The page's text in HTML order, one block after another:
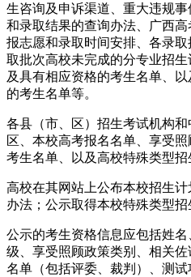
生咨询及申诉渠道、重大违规
和录取结果的查询办法、广西
报志愿和录取时间安排、各录
取批次高校未完成的分专业招
及具有相应资格的考生名单、
的考生名单等。
各县（市、区）招生考试机构
区、本校高考报名名单、享受
考生名单、以及高校特殊类型招
高校在其网站上公布本校招生
办法；公示取得本校特殊类型招
公示的考生资格信息应包括姓
级、享受照顾政策类别、相关
名单（包括评委、裁判）、测试